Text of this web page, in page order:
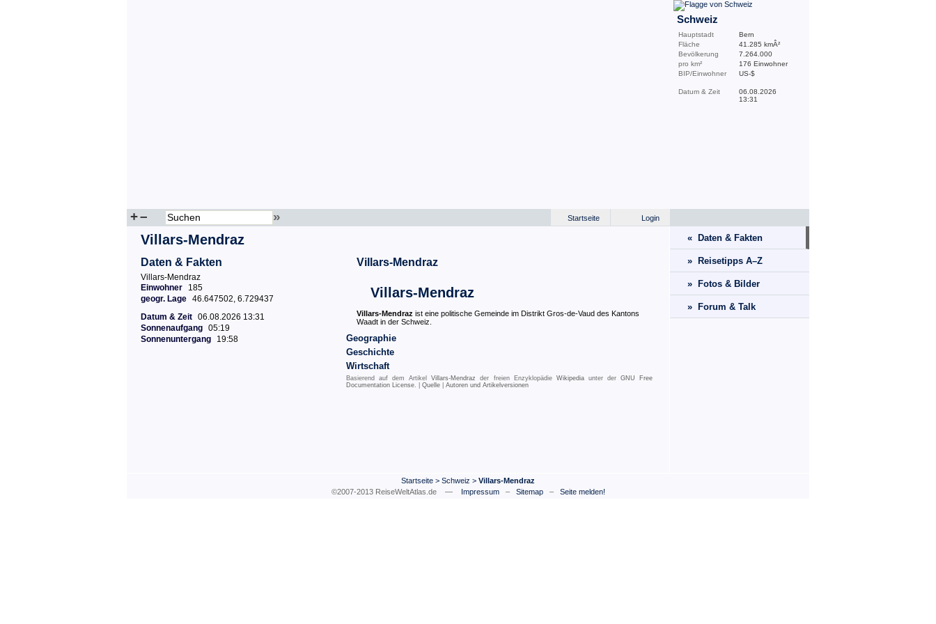
Schweiz
Hauptstadt
Bern
Fläche
41.285 kmÂ²
Bevölkerung
7.264.000
pro km²
176 Einwohner
BIP/Einwohner
US-$
Datum & Zeit
06.08.2026
13:31
+– » Login
Startseite
Villars-Mendraz
Daten & Fakten
Villars-Mendraz
Einwohner
185
geogr. Lage 46.647502, 6.729437
Datum & Zeit 06.08.2026 13:31
Sonnenaufgang 05:19
Sonnenuntergang
19:58
Villars-Mendraz
Villars-Mendraz
Villars-Mendraz ist eine politische Gemeinde im Distrikt Gros-de-Vaud des Kantons
Waadt in der Schweiz.
Geographie
Geschichte
Wirtschaft
Basierend auf dem ArtikelVillars-Mendraz der freien Enzyklopädie Wikipediaunter der GNU Free
Documentation License. | Quelle Autoren und Artikelversionen
« Daten & Fakten
» Reisetipps A–Z
» Fotos & Bilder
» Forum & Talk
Startseite > Schweiz > Villars-Mendraz
©2007-2013 ReiseWeltAtlas.de —
Impressum– Sitemap– Seite melden!